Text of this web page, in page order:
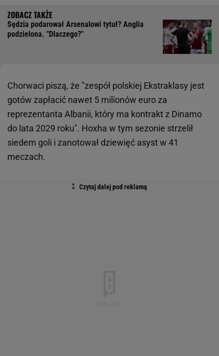
Sędzia podarował Arsenalowi tytuł? Anglia
podzielona. "Dlaczego?"
Chorwaci piszą, że "zespół polskiej Ekstraklasy jest
gotów zapłacić nawet 5 milionów euro za
reprezentanta Albanii, który ma kontrakt z Dinamo
do lata 2029 roku". Hoxha w tym sezonie strzelił
siedem goli i zanotował dziewięć asyst w 41
meczach.